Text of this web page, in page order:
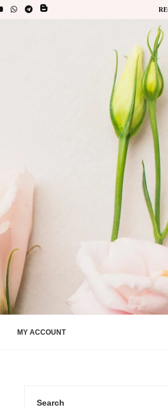
MY ACCOUNT
Search